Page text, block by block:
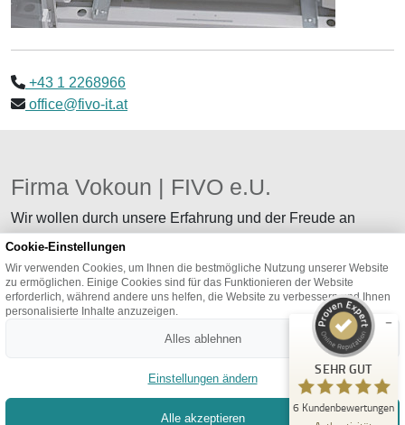
+43 1 2268966
office@fivo-it.at
Firma Vokoun | FIVO e.U.
Wir wollen durch unsere Erfahrung und der Freude an
individuellen Entwicklungen zu Ihrem Erfolg beitragen.
TERMIN BUCHEN
FERNWARTUNG
Cookie-Einstellungen
Wir verwenden Cookies, um Ihnen die bestmögliche Nutzung unserer Website
zu ermöglichen. Einige Cookies sind für das Funktionieren der Website
erforderlich, während andere uns helfen, die Website zu verbessern und Ihnen
personalisierte Inhalte anzuzeigen.
Alles ablehnen
Einstellungen ändern
Alle akzeptieren
SEHR GUT
6 Kundenbewertungen
Kundenbewertungen und Erfahrungen zu
FIVO e.U.
100
Empfehlungen auf
ProvenExpert.com
4,93
/
5,00
Bewertungen auf ProvenExpert.com
Erfahren Sie mehr über dieses Bewertungssiegel